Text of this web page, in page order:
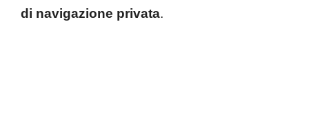
di navigazione privata.